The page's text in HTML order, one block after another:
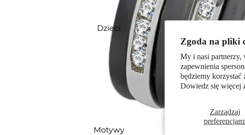
Zgoda na pliki
My i nasi
zapewnienia
będziemy
Dowiedz się więcej
Zarządzaj
preferencjami
Dzieci
Motywy